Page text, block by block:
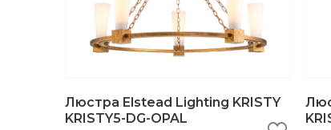
Люстра Elstead Lighting KRISTY
KRISTY5-DG-OPAL